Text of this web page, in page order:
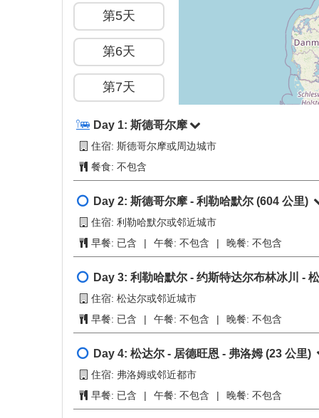
概览
第1天
第2天
第4天
第5天
第6天
第7天
第8天
第9天
约斯特
居德旺
弗洛姆
Day 1:斯德哥尔摩
餐食: 不包含
Day 2:斯德哥尔摩 - 利勒哈默尔(604 公里)